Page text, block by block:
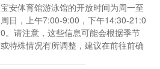
宝安体育馆游泳馆的开放时间为周一至
周日，上午7:00-9:00，下午14:30-21:0
0。请注意，这些信息可能会根据季节
或特殊情况有所调整，建议在前往前确